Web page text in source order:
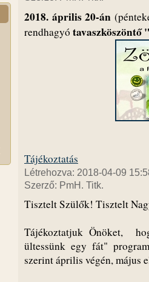
2018. április 20-án
rendhagyó tavaszköszöntő
Tájékoztatás
Létrehozva: 2018-04-09
Szerző: PmH. Titk.
Tisztelt Szülők! Tisztelt
Tájékoztatjuk Önöket,
ültessünk egy fát"
szerint április végén, május